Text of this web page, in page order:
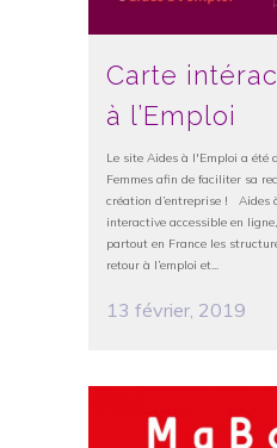
Carte
à l’Emploi
Le site Aides à l'Emploi a été
Femmes afin de faciliter sa
création d’entreprise ! Aides
interactive accessible en
partout en France les
retour à l’emploi et...
13 février, 2019